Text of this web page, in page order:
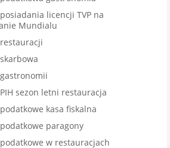
licencji TVP na
Mundialu
sezon letni restauracja
kasa fiskalna
paragony
w restauracjach